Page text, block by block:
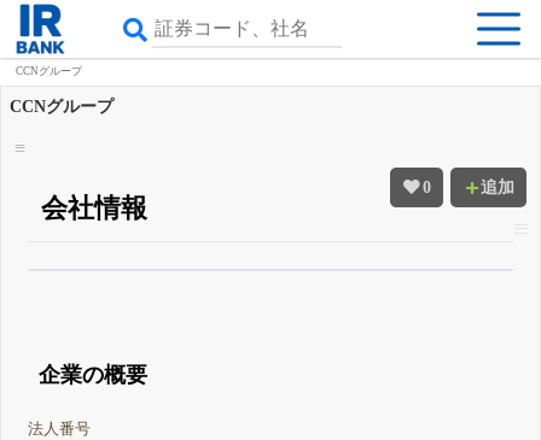
CCNグループ
0 追加
CCNグループ
会社情報
企業の概要
法人番号